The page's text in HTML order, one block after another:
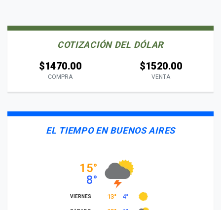
COTIZACIÓN DEL DÓLAR
$1470.00
COMPRA
$1520.00
VENTA
EL TIEMPO EN BUENOS AIRES